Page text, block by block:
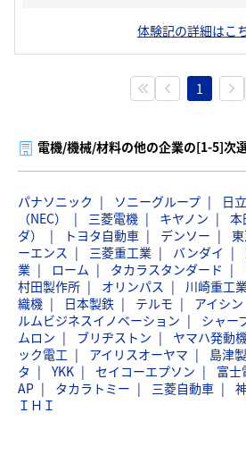
体験記の詳細はこ
1
電機/機械/材料の他の企業の[1-5]次
パナソニック ソニーグループ 日
（NEC）
三菱電機 キヤノン
本
ダ）
トヨタ自動車 デンソー
ーエンス
三菱重工業 バンダイ
業
ローム タカラスタンダード
村田製作所
オリンパス 川崎重工
織機
日本製鉄 テルモ アイシン
ルムビジネスイノベーション
シャー
ムロン
ブリヂストン ヤマハ発動
ック電工
アイリスオーヤマ 島津
タ
YKK セイコーエプソン 富士
AP
タカラトミー 三菱自動車
ＩＨＩ